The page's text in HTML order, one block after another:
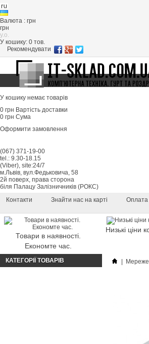
Валюта : грн
грн
y.o.
У кошику: 0 тов.
Рекомендувати
У кошику немає товарів
0 грн Вартість доставки
0 грн Сума
Оформити замовлення
(067) 371-19-00
tel.: 9.30-18.15
(Viber), site:24/7
м.Львів, вул.Федьковича, 58
2й поверх, права сторона
біля Палацу Залізничників (РОКС)
Контакти
Знайти нас на карті Оплата
Товари в наявності.
Економте час.
Низькі ціни
КАТЕГОРІЇ ТОВАРІВ